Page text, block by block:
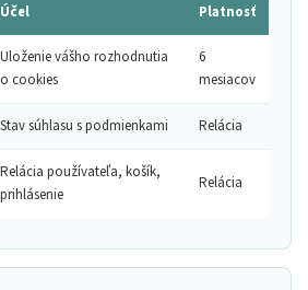
Účel Platnosť
Uloženie vášho rozhodnutia
o cookies
6
mesiacov
Stav súhlasu s podmienkami Relácia
Relácia používateľa, košík,
prihlásenie
Relácia